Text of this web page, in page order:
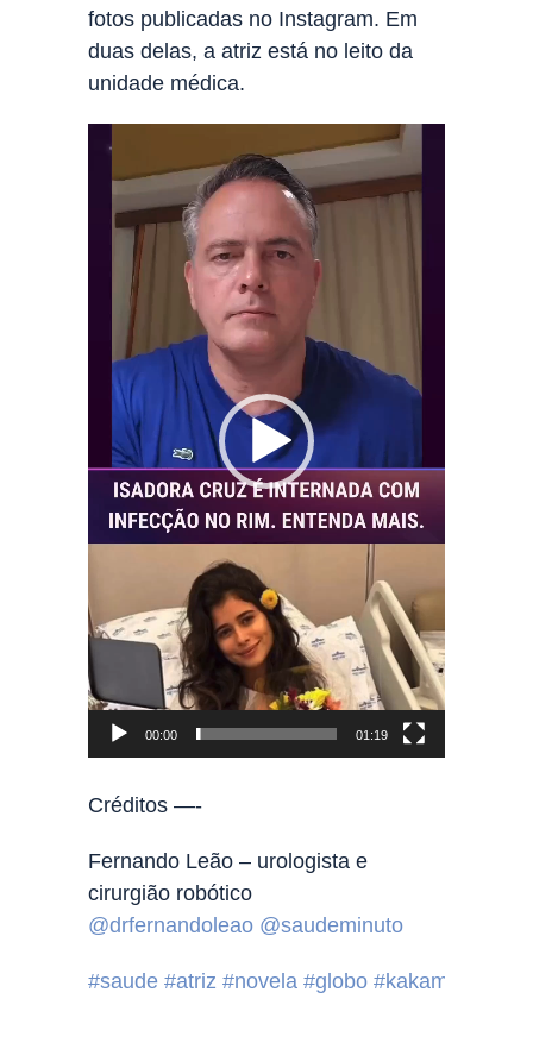
fotos publicadas no Instagram. Em
duas delas, a atriz está no leito da
unidade médica.
00:00 01:19
Créditos —-
Fernando Leão – urologista e
cirurgião robótico
@drfernandoleao @saudeminuto
#saude #atriz #novela #globo #kakameyer